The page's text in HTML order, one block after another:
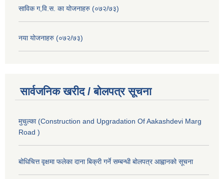
साविक ग,वि.स. का योजनाहरु (०७२/७३)
नया योजनाहरु (०७२/७३)
सार्वजनिक खरीद / बोलपत्र सूचना
मुचुल्का (Construction and Upgradation Of Aakashdevi Marg
Road )
बोधिचित्त वृक्षमा फलेका दाना बिक्री गर्ने सम्बन्धी बोलपत्र आह्वानको सूचना